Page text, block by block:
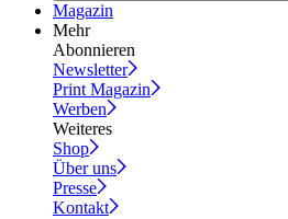
Magazin
Mehr
Abonnieren
Newsletter
Print Magazin
Werben
Weiteres
Shop
Über uns
Presse
Kontakt